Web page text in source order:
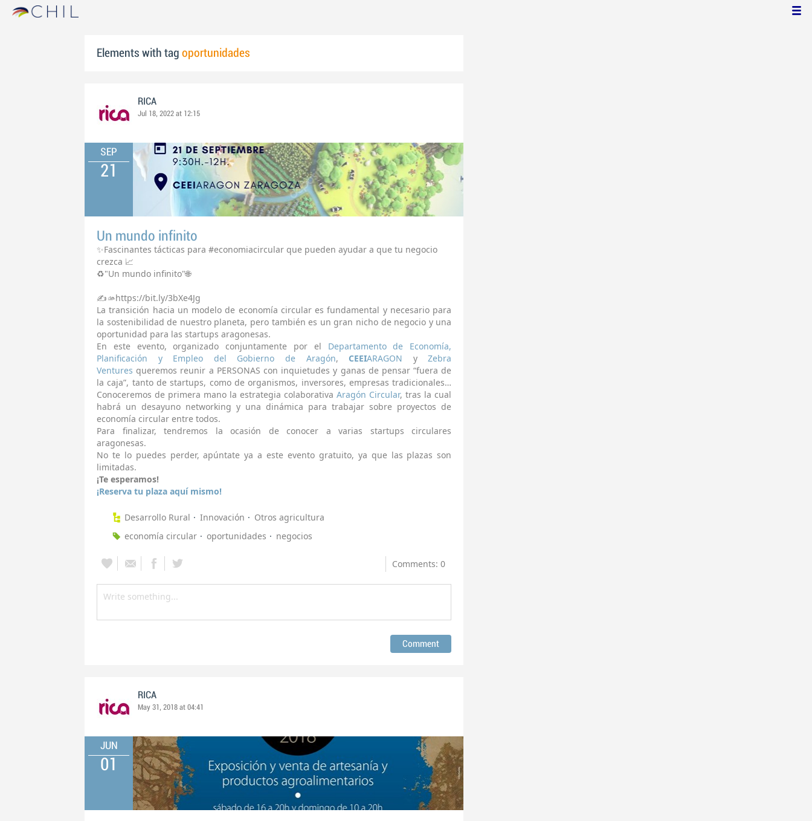
Elements with tag oportunidades
RICA
Jul 18, 2022 at 12:15
SEP
21
Un mundo infinito
✨Fascinantes tácticas para #economiacircular que pueden ayudar a que tu negocio
crezca 📈
♻️"Un mundo infinito"🌐
✍️🫴https://bit.ly/3bXe4Jg
La transición hacia un modelo de economía circular es fundamental y necesario para
la sostenibilidad de nuestro planeta, pero también es un gran nicho de negocio y una
oportunidad para las startups aragonesas.
En este evento, organizado conjuntamente por el Departamento de Economía,
Planificación y Empleo del Gobierno de Aragón, CEEIARAGON yZebra
Ventures queremos reunir a PERSONAS con inquietudes y ganas de pensar “fuera de
la caja”, tanto de startups, como de organismos, inversores, empresas tradicionales…
Conoceremos de primera mano la estrategia colaborativaAragón Circular, tras la cual
habrá un desayuno networking y una dinámica para trabajar sobre proyectos de
economía circular entre todos.
Para finalizar, tendremos la ocasión de conocer a varias startups circulares
aragonesas.
No te lo puedes perder, apúntate ya a este evento gratuito, ya que las plazas son
limitadas.
¡Te esperamos!
¡Reserva tu plaza aquí mismo!
Desarrollo Rural Innovación
Otros agricultura
economía circular
oportunidades negocios
Comments: 0
RICA
May 31, 2018 at 04:41
JUN
01